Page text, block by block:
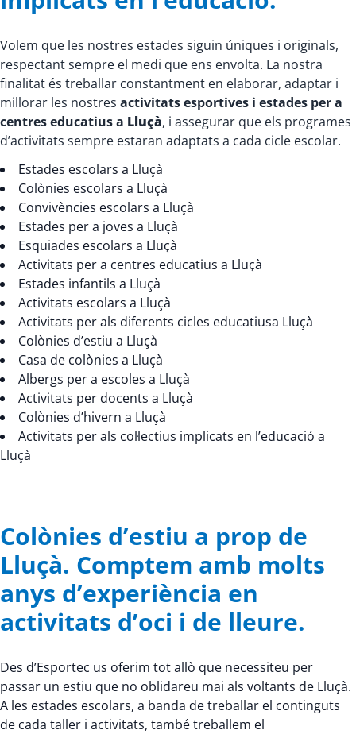
Volem que les nostres estades siguin úniques i originals,
respectant sempre el medi que ens envolta. La nostra
finalitat és treballar constantment en elaborar, adaptar i
millorar les nostres activitats esportives i estades per a
centres educatius a Lluçà, i assegurar que els programes
d’activitats sempre estaran adaptats a cada cicle escolar.
Estades escolars a Lluçà
Colònies escolars a Lluçà
Convivències escolars a Lluçà
Estades per a joves a Lluçà
Esquiades escolars a Lluçà
Activitats per a centres educatius a Lluçà
Estades infantils a Lluçà
Activitats escolars a Lluçà
Activitats per als diferents cicles educatiusa Lluçà
Colònies d’estiu a Lluçà
Casa de colònies a Lluçà
Albergs per a escoles a Lluçà
Activitats per docents a Lluçà
Colònies d’hivern a Lluçà
Activitats per als col·lectius implicats en l’educació a
Lluçà
Colònies d’estiu a prop de
Lluçà. Comptem amb molts
anys d’experiència en
activitats d’oci i de lleure.
Des d’Esportec us oferim tot allò que necessiteu per
passar un estiu que no oblidareu mai als voltants de Lluçà.
A les estades escolars, a banda de treballar el continguts
de cada taller i activitats, també treballem el